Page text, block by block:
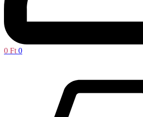
0 Ft 0